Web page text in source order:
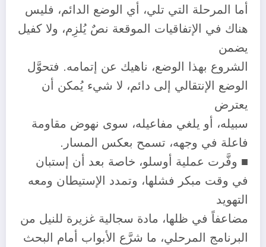
أما المرحلة التي تلي، أي الوضع الدائم، فليس
هناك في الإتفاقيات الموقعة نصٌ يُلزِم، ولا كفيل
يضمن
الشروع بهذا الوضع، ناهيك عن إتمامه. فتحوَّل
الوضع الإنتقالي إلى دائم، لا شيء يُمكن أن
يعترض
سبيله، أو يلغي مفاعيله، سوى نهوض مقاومة
فاعلة في وجهه، تسمح بعكس المسار.
■ وفَّرت عملية أوسلو، خاصة بعد أن إستبان
في وقت مبكر فشلها، وتمدد الإستيطان ومعه
التهويد
مضاعفاً في ظلها، مادة سجالية غزيرة للنيل من
البرنامج المرحلي، ما شرَّع الأبواب أمام البحث